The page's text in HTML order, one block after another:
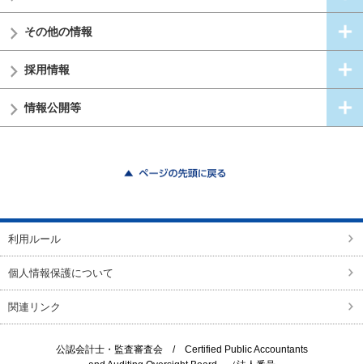
その他の情報
採用情報
情報公開等
利用ルール
個人情報保護について
関連リンク
公認会計士・監査審査会 / Certified Public Accountants